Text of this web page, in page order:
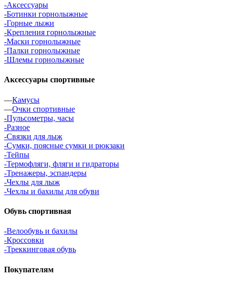
-Аксессуары
-Ботинки горнолыжные
-Горные лыжи
-Крепления горнолыжные
-Маски горнолыжные
-Палки горнолыжные
-Шлемы горнолыжные
Аксессуары спортивные
—Камусы
—Очки спортивные
-Пульсометры, часы
-Разное
-Связки для лыж
-Сумки, поясные сумки и рюкзаки
-Тейпы
-Термофляги, фляги и гидраторы
-Тренажеры, эспандеры
-Чехлы для лыж
-Чехлы и бахилы для обуви
Обувь спортивная
-Велообувь и бахилы
-Кроссовки
-Треккинговая обувь
Покупателям